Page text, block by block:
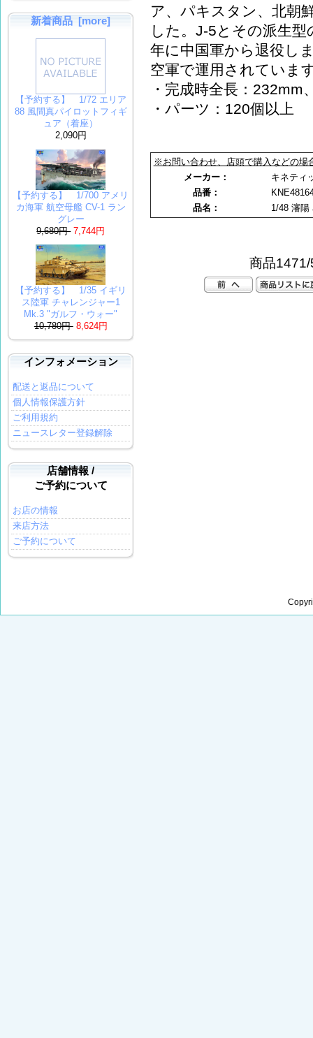
新着商品 [more]
【予約する】 1/72 エリア
88 風間真パイロットフィギ
ュア（着座）
2,090円
【予約する】 1/700 アメリ
カ海軍 航空母艦 CV-1 ラン
グレー
9,680円 7,744円
【予約する】 1/35 イギリ
ス陸軍 チャレンジャー1
Mk.3 "ガルフ・ウォー"
10,780円 8,624円
インフォメーション
配送と返品について
個人情報保護方針
ご利用規約
ニュースレター登録解除
店舗情報 /
ご予約について
お店の情報
来店方法
ご予約について
ア、パキスタン、北朝
した。J-5とその派生
年に中国軍から退役し
空軍で運用されていま
・完成時全長：232mm
・パーツ：120個以上
※お問い合わせ、店頭で購入などの場
メーカー：
キネティ
品番：
品名：
1/48 瀋陽
商品